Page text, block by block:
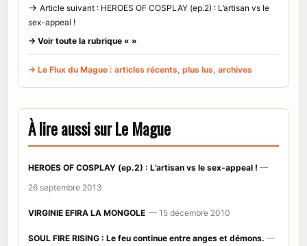
→ Article suivant : HEROES OF COSPLAY (ep.2) : L’artisan vs le
sex-appeal !
→ Voir toute la rubrique « »
→ Le Flux du Mague : articles récents, plus lus, archives
À lire aussi sur Le Mague
HEROES OF COSPLAY (ep.2) : L’artisan vs le sex-appeal ! —
26 septembre 2013
VIRGINIE EFIRA LA MONGOLE — 15 décembre 2010
SOUL FIRE RISING : Le feu continue entre anges et démons. —